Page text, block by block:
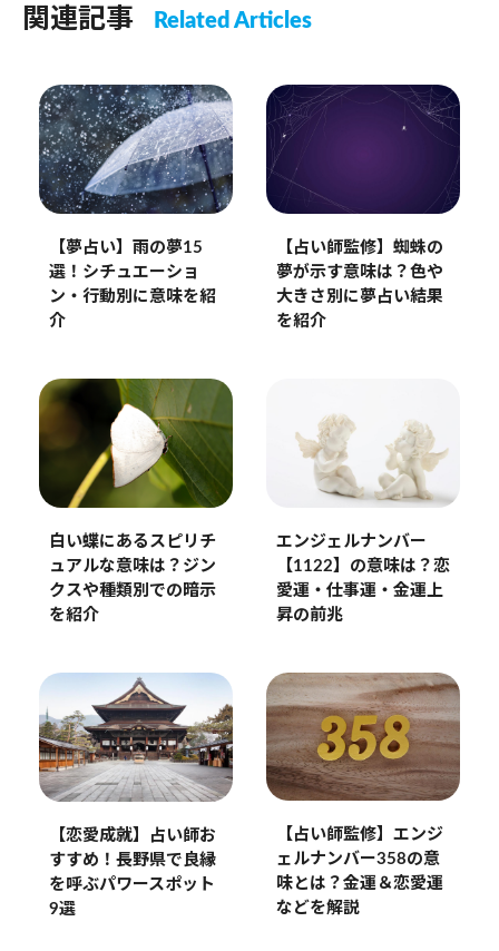
関連記事 Related Articles
【夢占い】雨の夢15
選！シチュエーショ
ン・行動別に意味を紹
介
【占い師監修】蜘蛛の
夢が示す意味は？色や
大きさ別に夢占い結果
を紹介
白い蝶にあるスピリチ
ュアルな意味は？ジン
クスや種類別での暗示
を紹介
エンジェルナンバー
【1122】の意味は？恋
愛運・仕事運・金運上
昇の前兆
【恋愛成就】占い師お
すすめ！長野県で良縁
を呼ぶパワースポット
9選
【占い師監修】エンジ
ェルナンバー358の意
味とは？金運＆恋愛運
などを解説